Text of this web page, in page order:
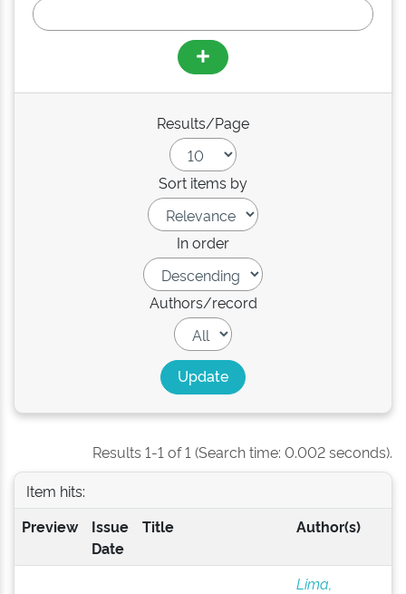
Results/Page
Sort items by
In order
Authors/record
Results 1-1 of 1 (Search time: 0.002 seconds).
Item hits:
Preview
Issue
Date
Title Author(s)
Lima,